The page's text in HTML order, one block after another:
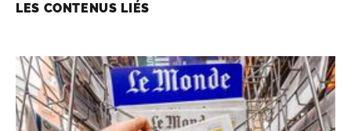
LES CONTENUS LIÉS